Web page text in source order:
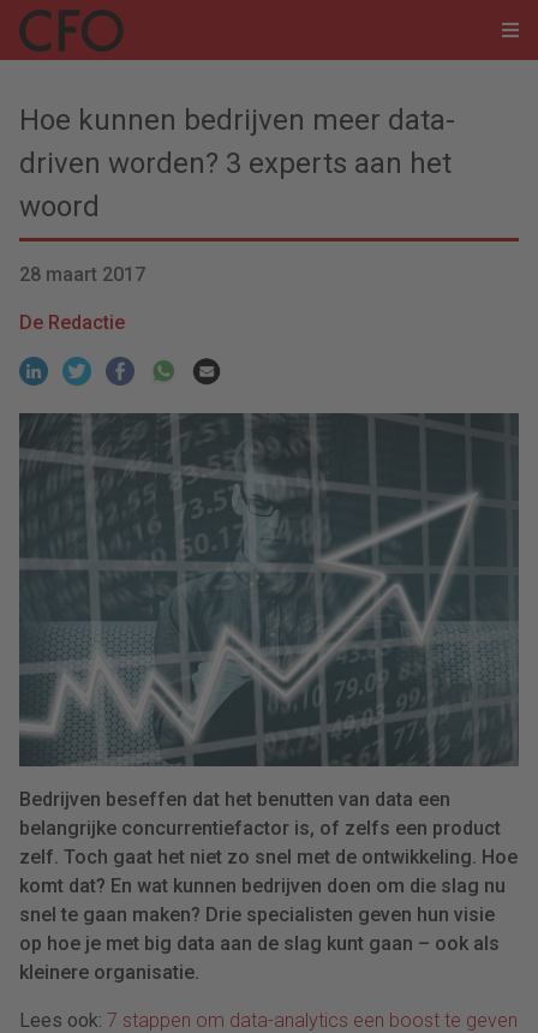
Hoe kunnen bedrijven meer data-
driven worden? 3 experts aan het
woord
28 maart 2017
De Redactie
Bedrijven beseffen dat het benutten van data een
belangrijke concurrentiefactor is, of zelfs een product
zelf. Toch gaat het niet zo snel met de ontwikkeling. Hoe
komt dat? En wat kunnen bedrijven doen om die slag nu
snel te gaan maken? Drie specialisten geven hun visie
op hoe je met big data aan de slag kunt gaan – ook als
kleinere organisatie.
Lees ook: 7 stappen om data-analytics een boost te geven